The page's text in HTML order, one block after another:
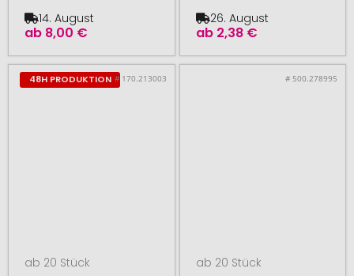
ab 8,00 €
14. August
ab 2,38 €
26. August
48H PRODUKTION # 170.213003
ab 20 Stück
# 500.278995
ab 20 Stück